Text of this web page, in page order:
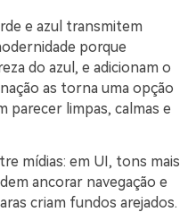
e azul transmitem
porque
do azul, e adicionam o
as torna uma opção
parecer limpas, calmas e
mídias: em UI, tons mais
ancorar navegação e
criam fundos arejados.